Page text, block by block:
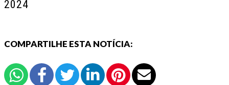
2024
COMPARTILHE ESTA NOTÍCIA: